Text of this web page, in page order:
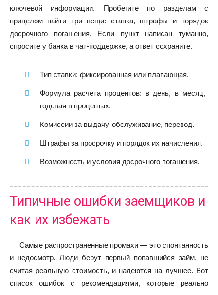
ключевой информации. Пробегите по разделам с
прицелом найти три вещи: ставка, штрафы и порядок
досрочного погашения. Если пункт написан туманно,
спросите у банка в чат‑поддержке, а ответ сохраните.
Тип ставки: фиксированная или плавающая.
Формула расчета процентов: в день, в месяц,
годовая в процентах.
Комиссии за выдачу, обслуживание, перевод.
Штрафы за просрочку и порядок их начисления.
Возможность и условия досрочного погашения.
Типичные ошибки заемщиков и
как их избежать
Самые распространенные промахи — это спонтанность
и недосмотр. Люди берут первый попавшийся займ, не
считая реальную стоимость, и надеются на лучшее. Вот
список ошибок с рекомендациями, которые реально